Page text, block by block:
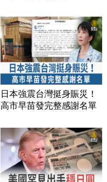
日本強震台灣挺身賑災！
高市早苗發完整感謝名單